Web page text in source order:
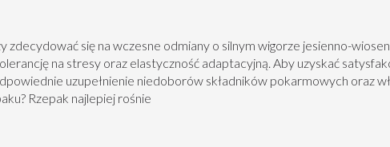
zdecydować się na wczesne odmiany o silnym wigorze jesienno-
na stresy oraz elastyczność adaptacyjną. Aby uzyskać
uzupełnienie niedoborów składników pokarmowych oraz
Rzepak najlepiej rośnie